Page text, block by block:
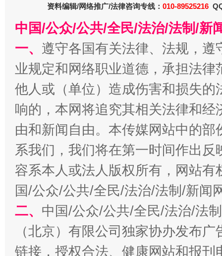
东山县通报“牛蛙产品抗生素超标问题”
千年窑火 生生不息 一
资料编辑/网络推广/法律咨询专线： 010-89525216
中国/公众/公共/全民/法治/法制/新
一、 遵守各国有关法律、法规，
业规定和网络职业道德，承担法
他人或（单位）造成伤害和损失
响的，本网将追究其相关法律和
由和新闻自由。本传媒网站中的
系我们，我们将在第一时间作出
容系本人或法人版权所有，网站
国/公众/公共/全民/法治/法制/新闻
二、 中国/公众/公共/全民/法治/法
（北京）有限公司独家协办发布
链接，授权合法、健康网站和报